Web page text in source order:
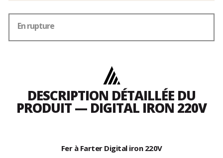
En rupture
DESCRIPTION DÉTAILLÉE DU
PRODUIT — DIGITAL IRON 220V
Fer à Farter Digital iron 220V